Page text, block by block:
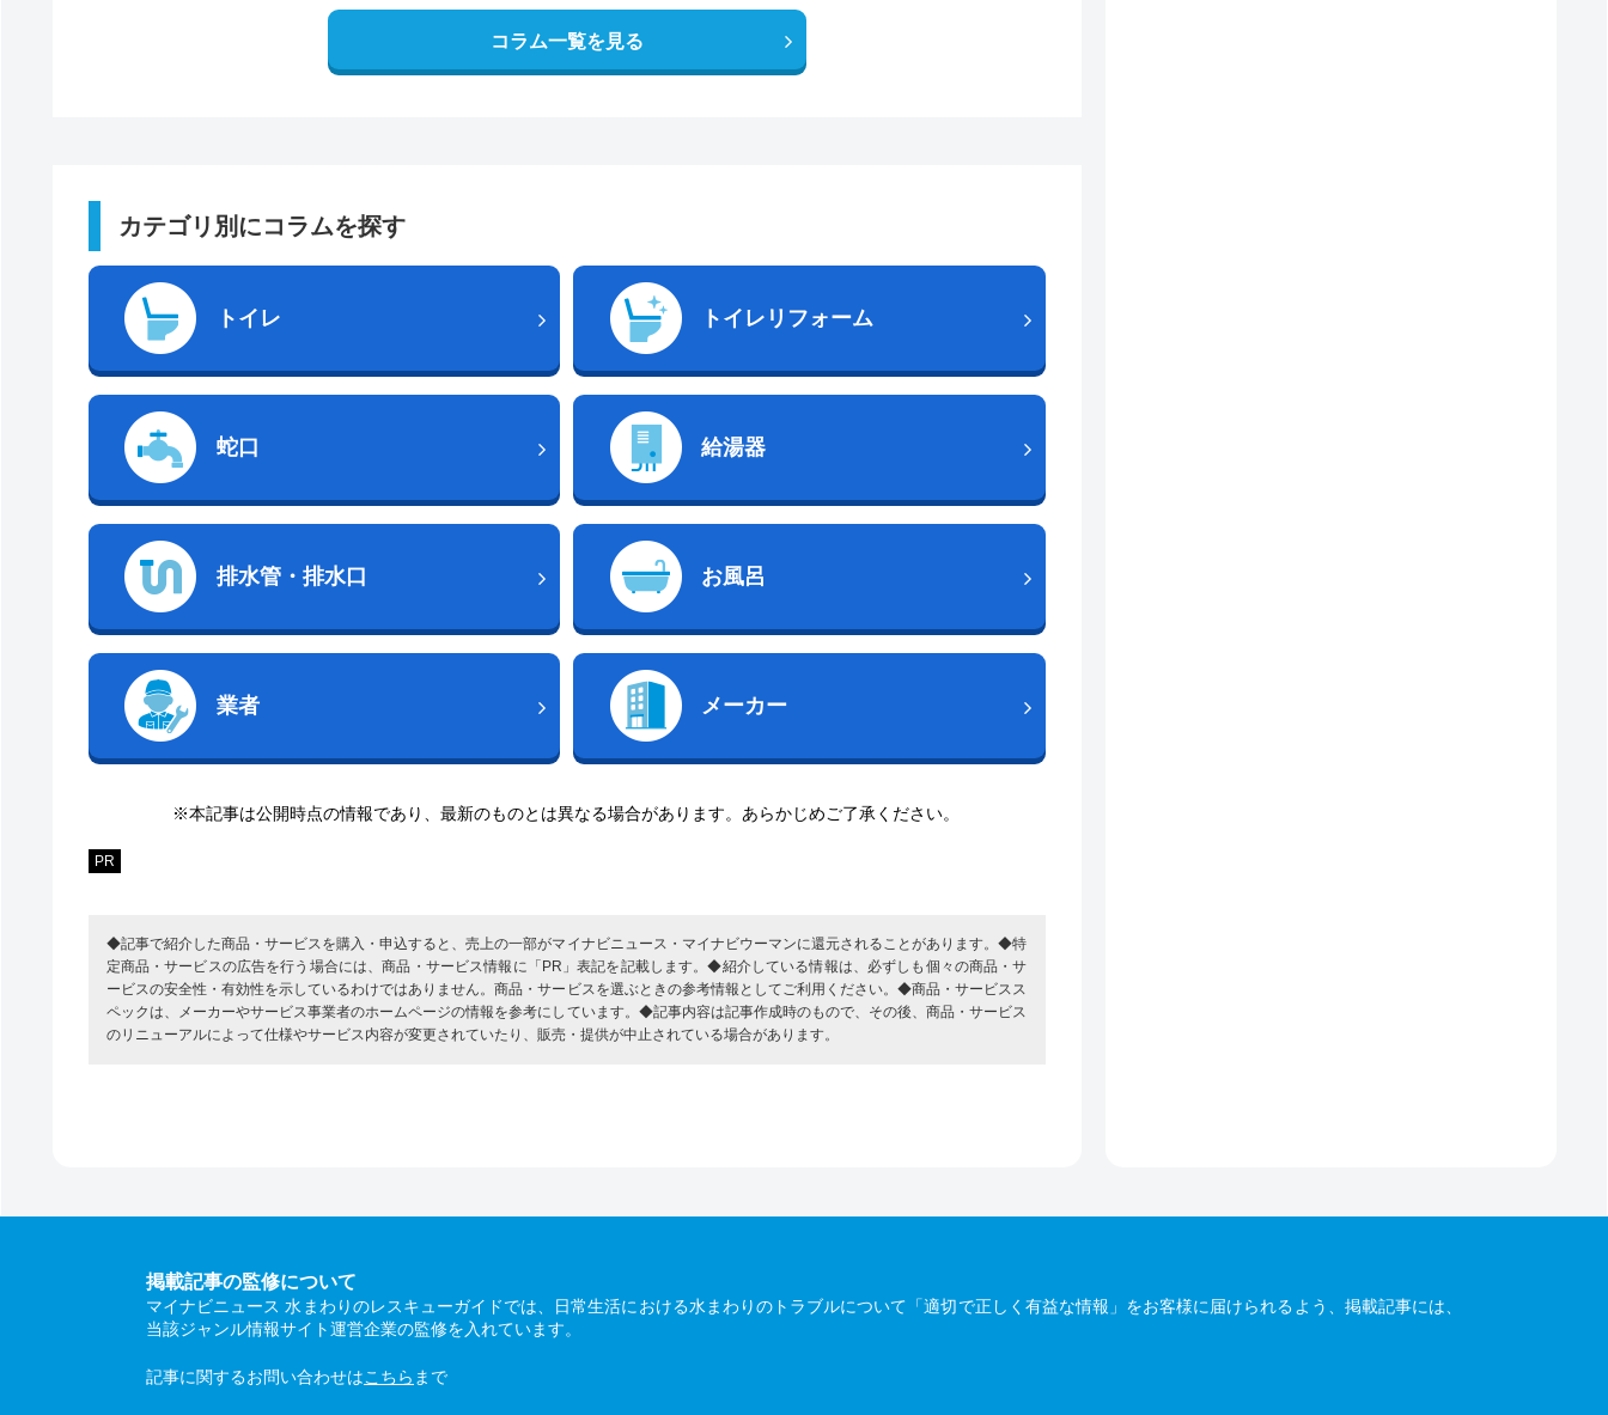
コラム一覧を見る
カテゴリ別にコラムを探す
トイレ トイレリフォーム
蛇口 給湯器
排水管・排水口 お風呂
業者 メーカー
※本記事は公開時点の情報であり、最新のものとは異なる場合があります。あらかじめご了承ください。
PR
◆記事で紹介した商品・サービスを購入・申込すると、売上の一部がマイナビニュース・マイナビウーマンに還元されることがあります。◆特
定商品・サービスの広告を行う場合には、商品・サービス情報に「PR」表記を記載します。◆紹介している情報は、必ずしも個々の商品・サ
ービスの安全性・有効性を示しているわけではありません。商品・サービスを選ぶときの参考情報としてご利用ください。◆商品・サービスス
ペックは、メーカーやサービス事業者のホームページの情報を参考にしています。◆記事内容は記事作成時のもので、その後、商品・サービス
のリニューアルによって仕様やサービス内容が変更されていたり、販売・提供が中止されている場合があります。
掲載記事の監修について
マイナビニュース 水まわりのレスキューガイドでは、日常生活における水まわりのトラブルについて「適切で正しく有益な情報」をお客様に届けられるよう、掲載記事には、
当該ジャンル情報サイト運営企業の監修を入れています。
記事に関するお問い合わせはこちら まで